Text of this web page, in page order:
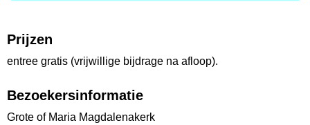
Prijzen
entree gratis (vrijwillige bijdrage na afloop).
Bezoekersinformatie
Grote of Maria Magdalenakerk